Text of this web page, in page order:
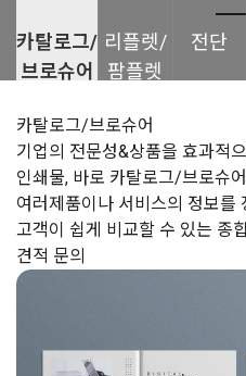
카탈로그/
브로슈어
리플렛/
팜플렛
전단
카탈로그/브로슈어
기업의 전문성&상품을 효과적
인쇄물, 바로 카탈로그/브로슈
여러제품이나 서비스의 정보를
고객이 쉽게 비교할 수 있는 종
견적 문의